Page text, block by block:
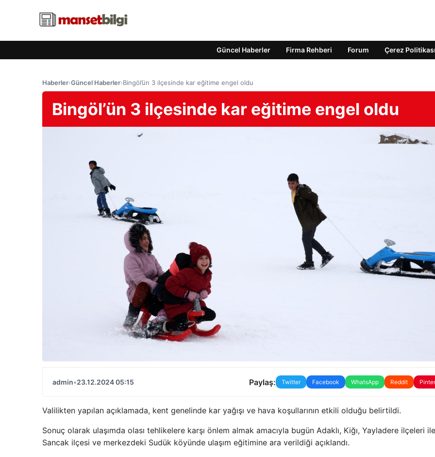
Güncel Haberler Firma Rehberi Forum Çerez Politikası
Haberler›Güncel Haberler›Bingöl’ün 3 ilçesinde kar eğitime engel oldu
Bingöl’ün 3 ilçesinde kar eğitime engel oldu
admin•23.12.2024 05:15 Paylaş: Twitter Facebook WhatsApp Reddit
Valilikten yapılan açıklamada, kent genelinde kar yağışı ve hava koşullarının etkili olduğu belirtildi.
Sonuç olarak ulaşımda olası tehlikelere karşı önlem almak amacıyla bugün Adaklı, Kiğı, Yayladere ilçeleri ile
Sancak ilçesi ve merkezdeki Sudük köyünde ulaşım eğitimine ara verildiği açıklandı.